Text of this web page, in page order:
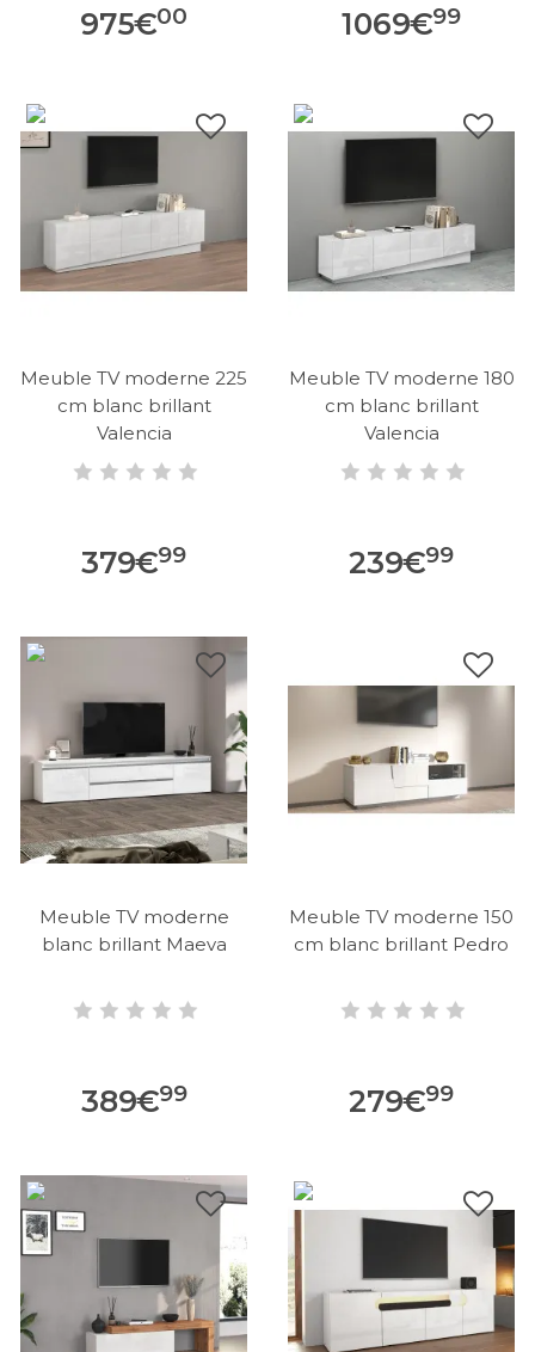
975€00 1069€99
Meuble TV moderne 225
cm blanc brillant
Valencia
379€99
Meuble TV moderne 180
cm blanc brillant
Valencia
239€99
Meuble TV moderne
blanc brillant Maeva
389€99
Meuble TV moderne 150
cm blanc brillant Pedro
279€99